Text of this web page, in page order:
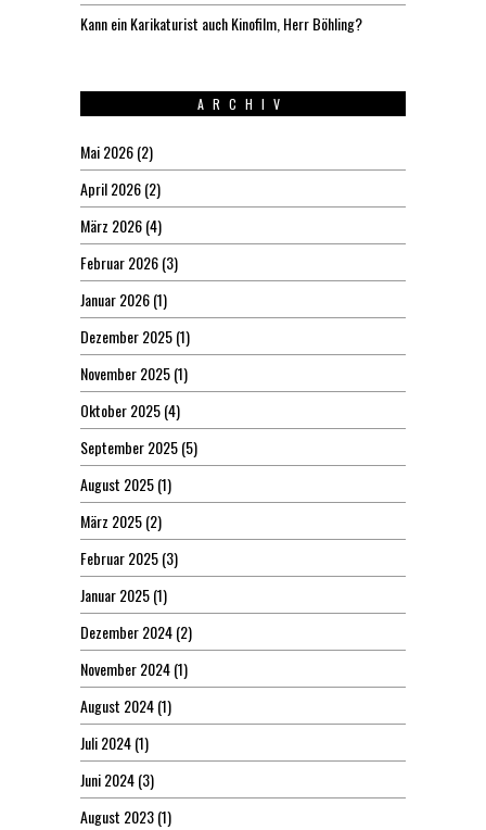
Kann ein Karikaturist auch Kinofilm, Herr Böhling?
ARCHIV
Mai 2026(2)
April 2026(2)
März 2026(4)
Februar 2026(3)
Januar 2026(1)
Dezember 2025(1)
November 2025(1)
Oktober 2025(4)
September 2025(5)
August 2025(1)
März 2025(2)
Februar 2025(3)
Januar 2025(1)
Dezember 2024(2)
November 2024(1)
August 2024(1)
Juli 2024(1)
Juni 2024(3)
August 2023(1)